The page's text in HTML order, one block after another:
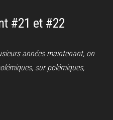
#21 et #22
années maintenant, on
sur polémiques,